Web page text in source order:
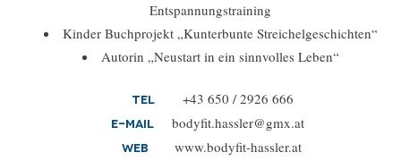
Entspannungstraining
Kinder Buchprojekt „Kunterbunte Streichelgeschichten“
Autorin „Neustart in ein sinnvolles Leben“
Tel +43 650 / 2926 666
E-Mail bodyfit.hassler@gmx.at
Web www.bodyfit-hassler.at